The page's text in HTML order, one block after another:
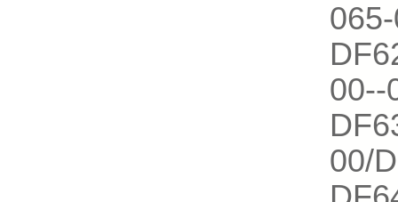
00--
00/